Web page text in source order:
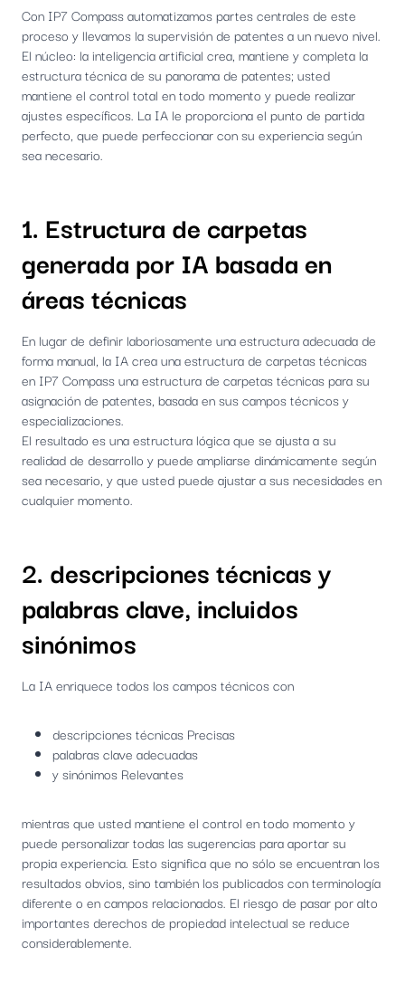
Con IP7 Compass automatizamos partes centrales de este
proceso y llevamos la supervisión de patentes a un nuevo nivel.
El núcleo: la inteligencia artificial crea, mantiene y completa la
estructura técnica de su panorama de patentes; usted
mantiene el control total en todo momento y puede realizar
ajustes específicos. La IA le proporciona el punto de partida
perfecto, que puede perfeccionar con su experiencia según
sea necesario.
1. Estructura de carpetas
generada por IA basada en
áreas técnicas
En lugar de definir laboriosamente una estructura adecuada de
forma manual, la IA crea una estructura de carpetas técnicas
en IP7 Compass una estructura de carpetas técnicas para su
asignación de patentes, basada en sus campos técnicos y
especializaciones.
El resultado es una estructura lógica que se ajusta a su
realidad de desarrollo y puede ampliarse dinámicamente según
sea necesario, y que usted puede ajustar a sus necesidades en
cualquier momento.
2. descripciones técnicas y
palabras clave, incluidos
sinónimos
La IA enriquece todos los campos técnicos con
descripciones técnicas Precisas
palabras clave adecuadas
y sinónimos Relevantes
mientras que usted mantiene el control en todo momento y
puede personalizar todas las sugerencias para aportar su
propia experiencia. Esto significa que no sólo se encuentran los
resultados obvios, sino también los publicados con terminología
diferente o en campos relacionados. El riesgo de pasar por alto
importantes derechos de propiedad intelectual se reduce
considerablemente.